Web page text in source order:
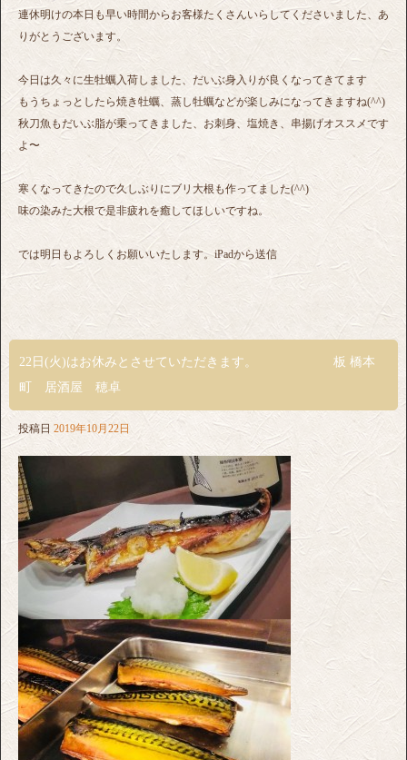
連休明けの本日も早い時間からお客様たくさんいらしてくださいました、あ
りがとうございます。
今日は久々に生牡蠣入荷しました、だいぶ身入りが良くなってきてます
もうちょっとしたら焼き牡蠣、蒸し牡蠣などが楽しみになってきますね(^^)
秋刀魚もだいぶ脂が乗ってきました、お刺身、塩焼き、串揚げオススメです
よ〜
寒くなってきたので久しぶりにブリ大根も作ってました(^^)
味の染みた大根で是非疲れを癒してほしいですね。
では明日もよろしくお願いいたします。iPadから送信
22日(火)はお休みとさせていただきます。 板 橋本
町 居酒屋 穂卓
投稿日 2019年10月22日